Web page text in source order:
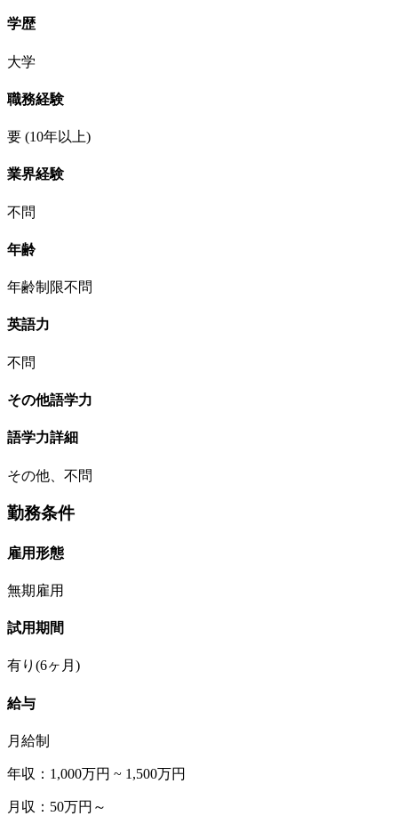
学歴
大学
職務経験
要 (10年以上)
業界経験
不問
年齢
年齢制限不問
英語力
不問
その他語学力
語学力詳細
その他、不問
勤務条件
雇用形態
無期雇用
試用期間
有り(6ヶ月)
給与
月給制
年収：1,000万円 ~ 1,500万円
月収：50万円～